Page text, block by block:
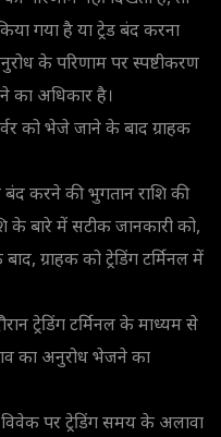
गया है या ट्रेड बंद करना
के परिणाम पर स्पष्टीकरण
का अधिकार है।
को भेजे जाने के बाद ग्राहक
बंद करने की भुगतान राशि की
के बारे में सटीक जानकारी को,
ग्राहक को ट्रेडिंग टर्मिनल में
ट्रेडिंग टर्मिनल के माध्यम से
का अनुरोध भेजने का
पर ट्रेडिंग समय के अलावा